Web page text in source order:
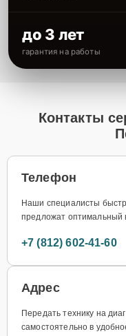
до 3 лет
гарантия на работы
Контакты
Телефон
Наши специалисты
предложат оптимальный
+7 (812) 602-41-60
Адрес
Передать технику на
самостоятельно в